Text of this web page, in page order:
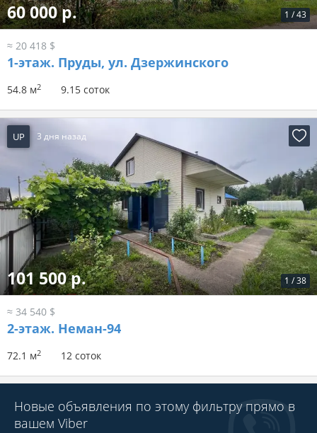
1 /43
60 000 р.
≈ 20 418 $
1-этаж. Пруды, ул. Дзержинского
54.8 м2 9.15 соток
UP 3 дня назад
1 /38
101 500 р.
≈ 34 540 $
2-этаж. Неман-94
72.1 м2 12 соток
Новые объявления по этому фильтру прямо в
вашем Viber